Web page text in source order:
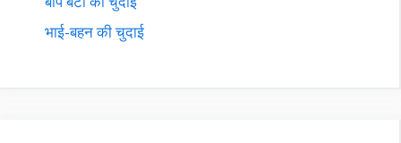
भाई-बहन की चुदाई